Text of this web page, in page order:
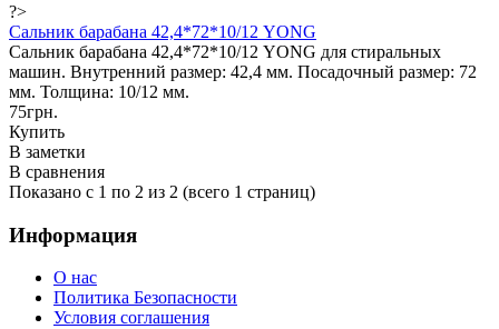
?>
Сальник барабана 42,4*72*10/12 YONG
Сальник барабана 42,4*72*10/12 YONG для стиральных
машин. Внутренний размер: 42,4 мм. Посадочный размер: 72
мм. Толщина: 10/12 мм.
75грн.
Купить
В заметки
В сравнения
Показано с 1 по 2 из 2 (всего 1 страниц)
Информация
О нас
Политика Безопасности
Условия соглашения